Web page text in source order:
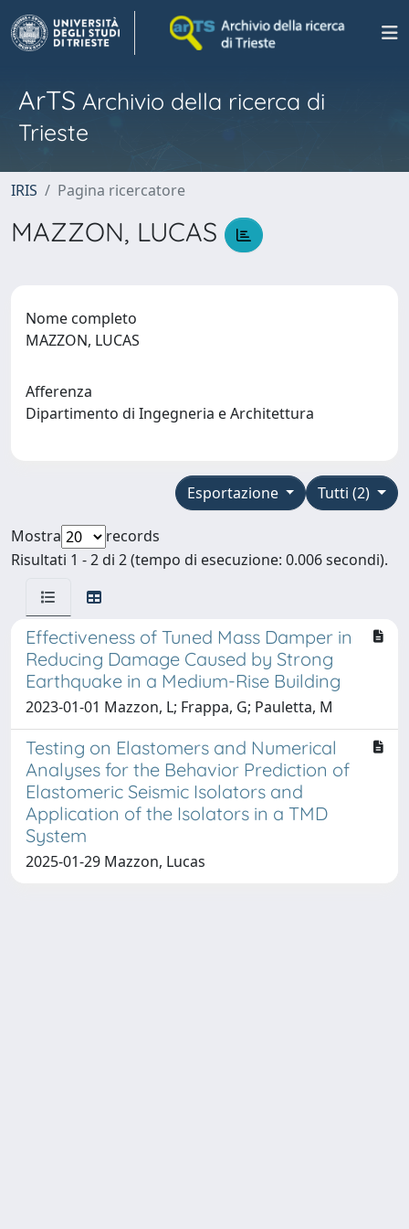
ArTS Archivio della ricerca di
Trieste
IRIS Pagina ricercatore
MAZZON, LUCAS
Nome completo
MAZZON, LUCAS
Afferenza
Dipartimento di Ingegneria e Architettura
Tutti (2)
Esportazione
Mostra
records
Risultati 1 - 2 di 2 (tempo di esecuzione: 0.006 secondi).
Effectiveness of Tuned Mass Damper in
Reducing Damage Caused by Strong
Earthquake in a Medium-Rise Building
2023-01-01 Mazzon, L; Frappa, G; Pauletta, M
Testing on Elastomers and Numerical
Analyses for the Behavior Prediction of
Elastomeric Seismic Isolators and
Application of the Isolators in a TMD
System
2025-01-29 Mazzon, Lucas